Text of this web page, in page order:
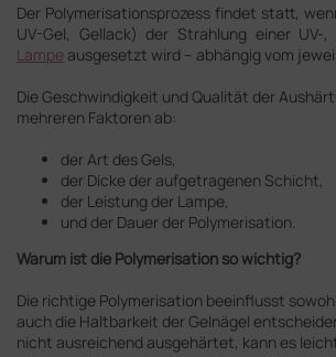
Der Polymerisationsprozess findet statt,
UV-Gel, Gellack) der Strahlung einer UV-,
Lampe ausgesetzt wird – abhängig vom
Die Geschwindigkeit und Qualität der
mehreren Faktoren ab:
der Art des Gels,
der Dicke der aufgetragenen Schicht,
der Leistung der Lampe,
und der Dauer der Polymerisation.
Warum ist die Polymerisation so wichtig?
Die richtige Polymerisation beeinflusst
auch die Haltbarkeit der Gelnägel
nicht ausreichend ausgehärtet, kann es